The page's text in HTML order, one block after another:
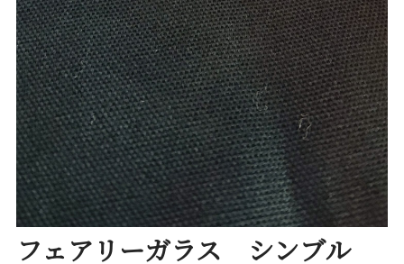
フェアリーガラス シンブル